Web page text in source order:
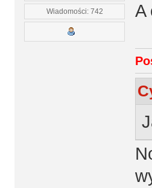
Wiadomości: 742
A